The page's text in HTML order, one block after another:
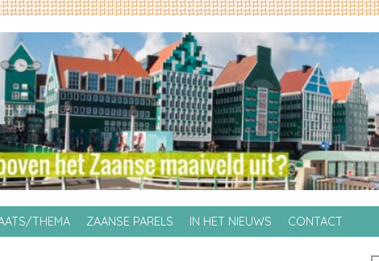
THEMA ZAANSE PARELS IN HET NIEUWS CONTACT